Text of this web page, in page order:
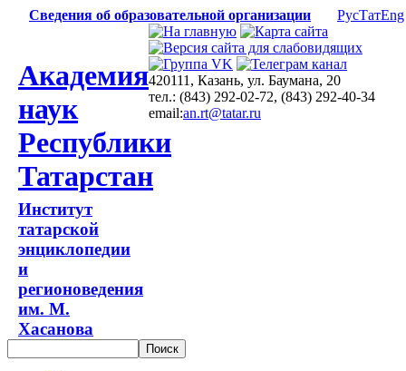
Сведения об образовательной организации РусТатEng
Академия
наук
Республики
Татарстан
Институт
татарской
энциклопедии
и
регионоведения
им. М.
Хасанова
420111, Казань, ул. Баумана, 20
тел.: (843) 292-02-72, (843) 292-40-34
email:an.rt@tatar.ru